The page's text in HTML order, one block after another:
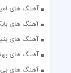
آهنگ های
آهنگ های
آهنگ های
آهنگ های
آهنگ های بی